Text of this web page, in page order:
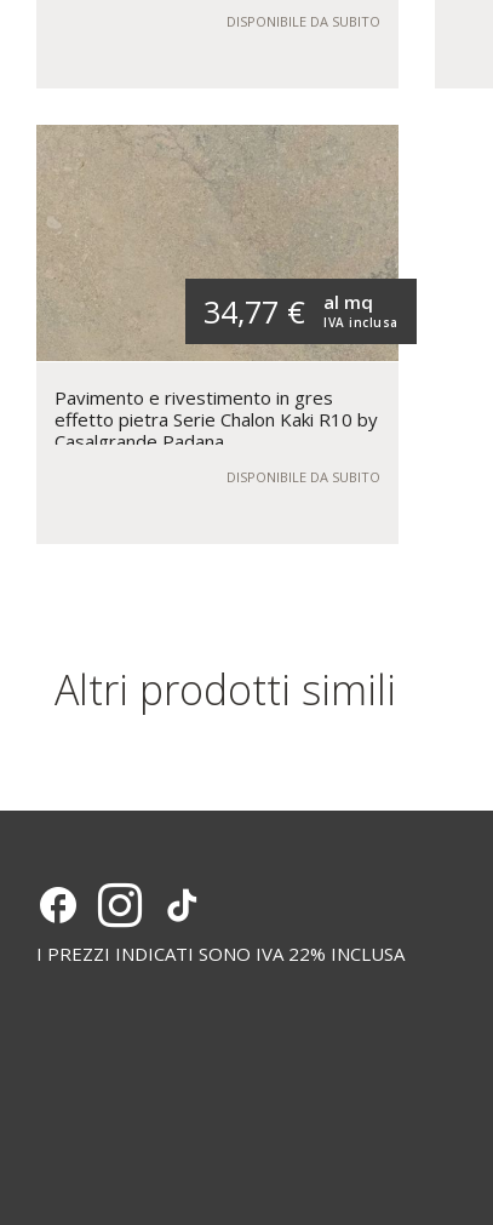
DISPONIBILE DA SUBITO
34,77 € IVA inclusa
al mq
Pavimento e rivestimento in gres
effetto pietra Serie Chalon Kaki R10 by
Casalgrande Padana
DISPONIBILE DA SUBITO
Altri prodotti simili
I PREZZI INDICATI SONO IVA 22% INCLUSA